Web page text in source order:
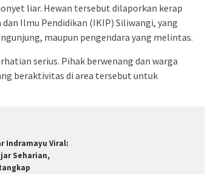
liar. Hewan tersebut dilaporkan kerap
Ilmu Pendidikan (IKIP) Siliwangi, yang
maupun pengendara yang melintas.
serius. Pihak berwenang dan warga
beraktivitas di area tersebut untuk
Indramayu Viral:
Seharian,